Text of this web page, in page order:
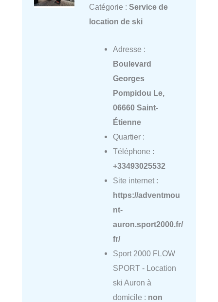
Catégorie : Service de
location de ski
Adresse :
Boulevard
Georges
Pompidou Le,
06660 Saint-
Étienne
Quartier :
Téléphone :
+33493025532
Site internet :
https://adventmou
nt-
auron.sport2000.fr/
fr/
Sport 2000 FLOW
SPORT - Location
ski Auron à
domicile : non